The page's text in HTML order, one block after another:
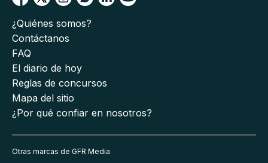
¿Quiénes somos?
Contáctanos
FAQ
El diario de hoy
Reglas de concursos
Mapa del sitio
¿Por qué confiar en nosotros?
Otras marcas de GFR Media